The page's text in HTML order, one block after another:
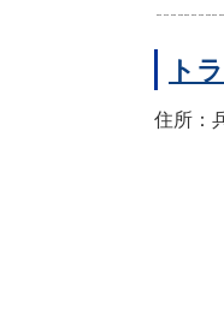
ト
住所：